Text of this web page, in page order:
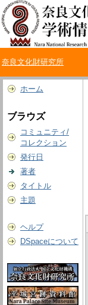
奈良文化財研究所
ホーム
ブラウズ
コミュニティ/
コレクション
発行日
著者
タイトル
主題
ヘルプ
DSpaceについて